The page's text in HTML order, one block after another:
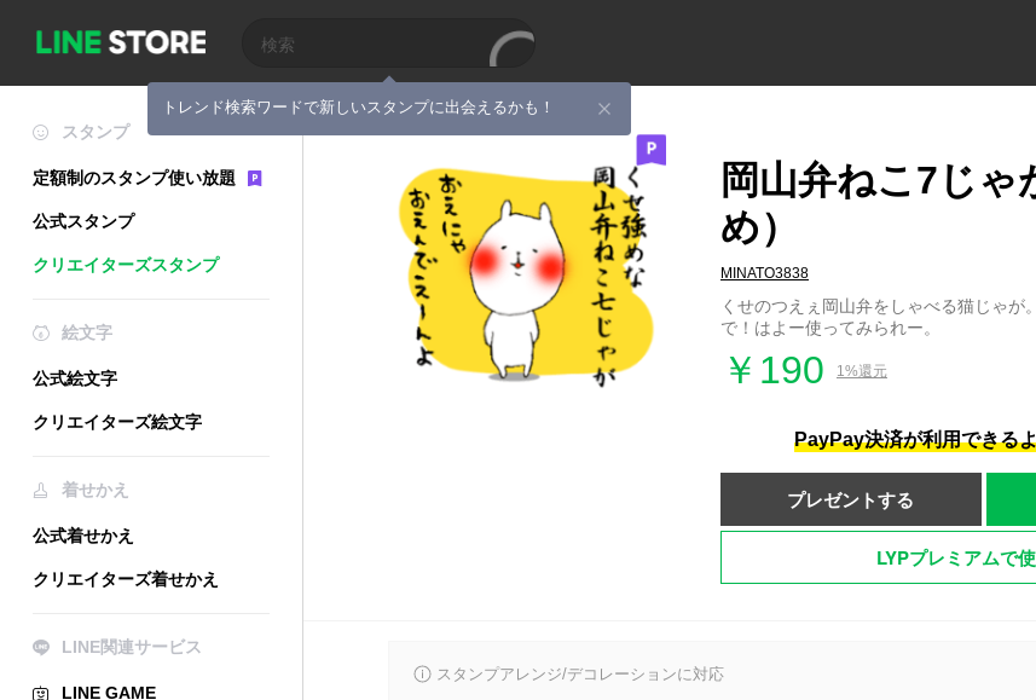
トレンド検索ワードで新しいスタンプに出会えるかも！
スタンプ
定額制のスタンプ使い放題
公式スタンプ
クリエイターズスタンプ
絵文字
公式絵文字
クリエイターズ絵文字
着せかえ
公式着せかえ
クリエイターズ着せかえ
LINE関連サービス
LINE GAME
岡山弁ねこ7じゃ
め）
MINATO3838
くせのつえぇ岡山弁をしゃべる猫じゃが
で！はよー使ってみられー。
￥190 1%還元
PayPay決済が利用できる
プレゼントする
LYPプレミアムで
スタンプアレンジ/デコレーションに対応